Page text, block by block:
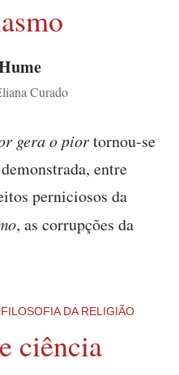
Curado
gera o piortornou-se
entre
perniciosos da
, as corrupções da
FILOSOFIA DA RELIGIÃO
ciência